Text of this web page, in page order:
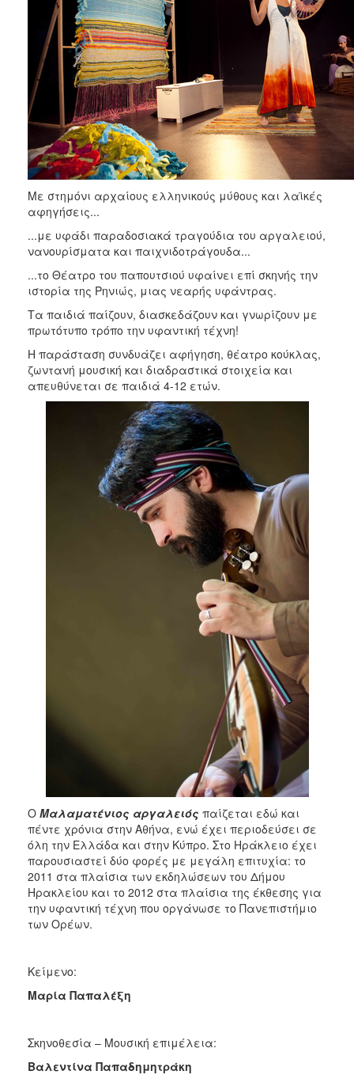
Με στημόνι αρχαίους ελληνικούς μύθους και λαϊκές
αφηγήσεις...
...με υφάδι παραδοσιακά τραγούδια του αργαλειού,
νανουρίσματα και παιχνιδοτράγουδα...
...το Θέατρο του παπουτσιού υφαίνει επί σκηνής την
ιστορία της Ρηνιώς, μιας νεαρής υφάντρας.
Τα παιδιά παίζουν, διασκεδάζουν και γνωρίζουν με
πρωτότυπο τρόπο την υφαντική τέχνη!
Η παράσταση συνδυάζει αφήγηση, θέατρο κούκλας,
ζωντανή μουσική και διαδραστικά στοιχεία και
απευθύνεται σε παιδιά 4-12 ετών.
Ο Μαλαματένιος αργαλειός παίζεται εδώ και
πέντε χρόνια στην Αθήνα, ενώ έχει περιοδεύσει σε
όλη την Ελλάδα και στην Κύπρο. Στο Ηράκλειο έχει
παρουσιαστεί δύο φορές με μεγάλη επιτυχία: το
2011 στα πλαίσια των εκδηλώσεων του Δήμου
Ηρακλείου και το 2012 στα πλαίσια της έκθεσης για
την υφαντική τέχνη που οργάνωσε το Πανεπιστήμιο
των Ορέων.
Κείμενο:
Μαρία Παπαλέξη
Σκηνοθεσία – Μουσική επιμέλεια:
Βαλεντίνα Παπαδημητράκη